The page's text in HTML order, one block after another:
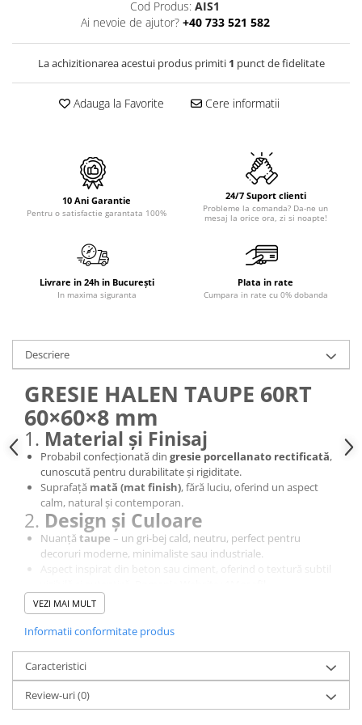
QUADRIX COMPOZIT
RANDO
Recomandate
SIFOANE MONARCH
SITE / COSURI INOX
VARIANT
Mixere și blendere
Cod Produs: AIS1
Ai nevoie de ajutor? +40 733 521 582
La achizitionarea acestui produs primiti 1 punct de fidelitate
Adauga la Favorite Cere informatii
10 Ani Garantie
Pentru o satisfactie garantata 100%
24/7 Suport clienti
Probleme la comanda? Da-ne un
mesaj la orice ora, zi si noapte!
Livrare in 24h in București
In maxima siguranta
Plata in rate
Cumpara in rate cu 0% dobanda
Descriere
GRESIE HALEN TAUPE 60RT
60×60×8 mm
1. Material și Finisaj
Probabil confecționată din gresie porcellanato rectificată,
cunoscută pentru durabilitate și rigiditate.
Suprafață mată (mat finish), fără luciu, oferind un aspect
calm, natural și contemporan.
2. Design și Culoare
Nuanță taupe – un gri-bej cald, neutru, perfect pentru
decoruri moderne, minimaliste sau industriale.
Aspect inspirat din beton sau ciment, oferind o textură subtil
3.Dimensiuni și Grosime
fine și aspect uniform.
Grosime estimată la8 mm, similar modelului menționat
(Halley Taupe) .
4.Rectificare și Montaj
“RT” indică muchii
, care permit rosturi mici (aprox.
VEZI MAI MULT
Informatii conformitate produs
Caracteristici
Review-uri(0)